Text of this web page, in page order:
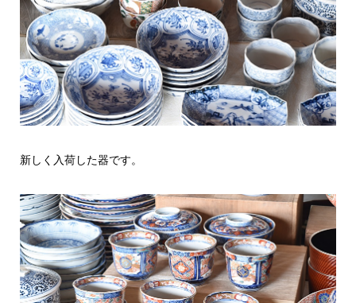
新しく入荷した器です。